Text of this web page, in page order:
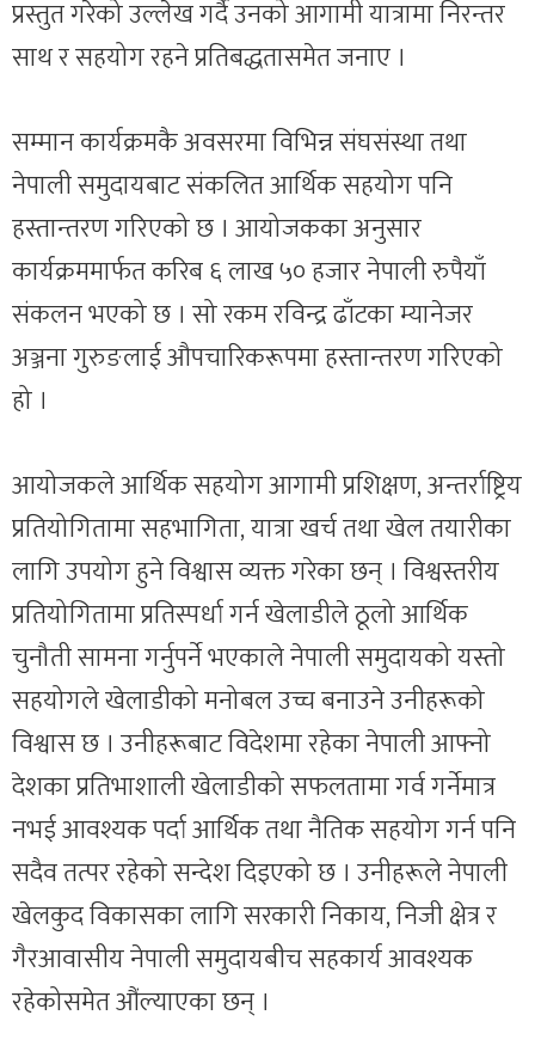
प्रस्तुत गरेको उल्लेख गर्दै उनको आगामी यात्रामा निरन्तर
साथ र सहयोग रहने प्रतिबद्धतासमेत जनाए ।
सम्मान कार्यक्रमकै अवसरमा विभिन्न संघसंस्था तथा
नेपाली समुदायबाट संकलित आर्थिक सहयोग पनि
हस्तान्तरण गरिएको छ । आयोजकका अनुसार
कार्यक्रममार्फत करिब ६ लाख ५० हजार नेपाली रुपैयाँ
संकलन भएको छ । सो रकम रविन्द्र ढाँटका म्यानेजर
अञ्जना गुरुङलाई औपचारिकरूपमा हस्तान्तरण गरिएको
हो ।
आयोजकले आर्थिक सहयोग आगामी प्रशिक्षण, अन्तर्राष्ट्रिय
प्रतियोगितामा सहभागिता, यात्रा खर्च तथा खेल तयारीका
लागि उपयोग हुने विश्वास व्यक्त गरेका छन् । विश्वस्तरीय
प्रतियोगितामा प्रतिस्पर्धा गर्न खेलाडीले ठूलो आर्थिक
चुनौती सामना गर्नुपर्ने भएकाले नेपाली समुदायको यस्तो
सहयोगले खेलाडीको मनोबल उच्च बनाउने उनीहरूको
विश्वास छ । उनीहरूबाट विदेशमा रहेका नेपाली आफ्नो
देशका प्रतिभाशाली खेलाडीको सफलतामा गर्व गर्नेमात्र
नभई आवश्यक पर्दा आर्थिक तथा नैतिक सहयोग गर्न पनि
सदैव तत्पर रहेको सन्देश दिइएको छ । उनीहरूले नेपाली
खेलकुद विकासका लागि सरकारी निकाय, निजी क्षेत्र र
गैरआवासीय नेपाली समुदायबीच सहकार्य आवश्यक
रहेकोसमेत औंल्याएका छन् ।